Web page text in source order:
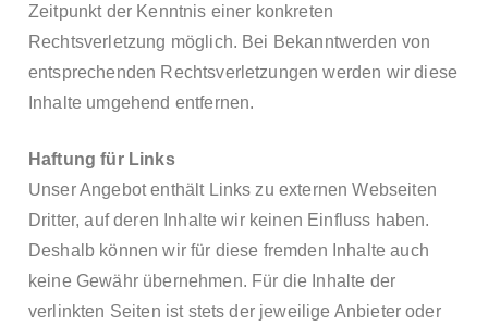
Zeitpunkt der Kenntnis einer konkreten
Rechtsverletzung möglich. Bei Bekanntwerden von
entsprechenden Rechtsverletzungen werden wir diese
Inhalte umgehend entfernen.
Haftung für Links
Unser Angebot enthält Links zu externen Webseiten
Dritter, auf deren Inhalte wir keinen Einfluss haben.
Deshalb können wir für diese fremden Inhalte auch
keine Gewähr übernehmen. Für die Inhalte der
verlinkten Seiten ist stets der jeweilige Anbieter oder